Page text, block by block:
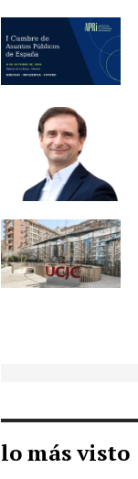
lo más visto